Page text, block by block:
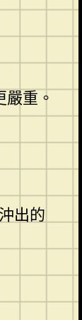
重。
出的